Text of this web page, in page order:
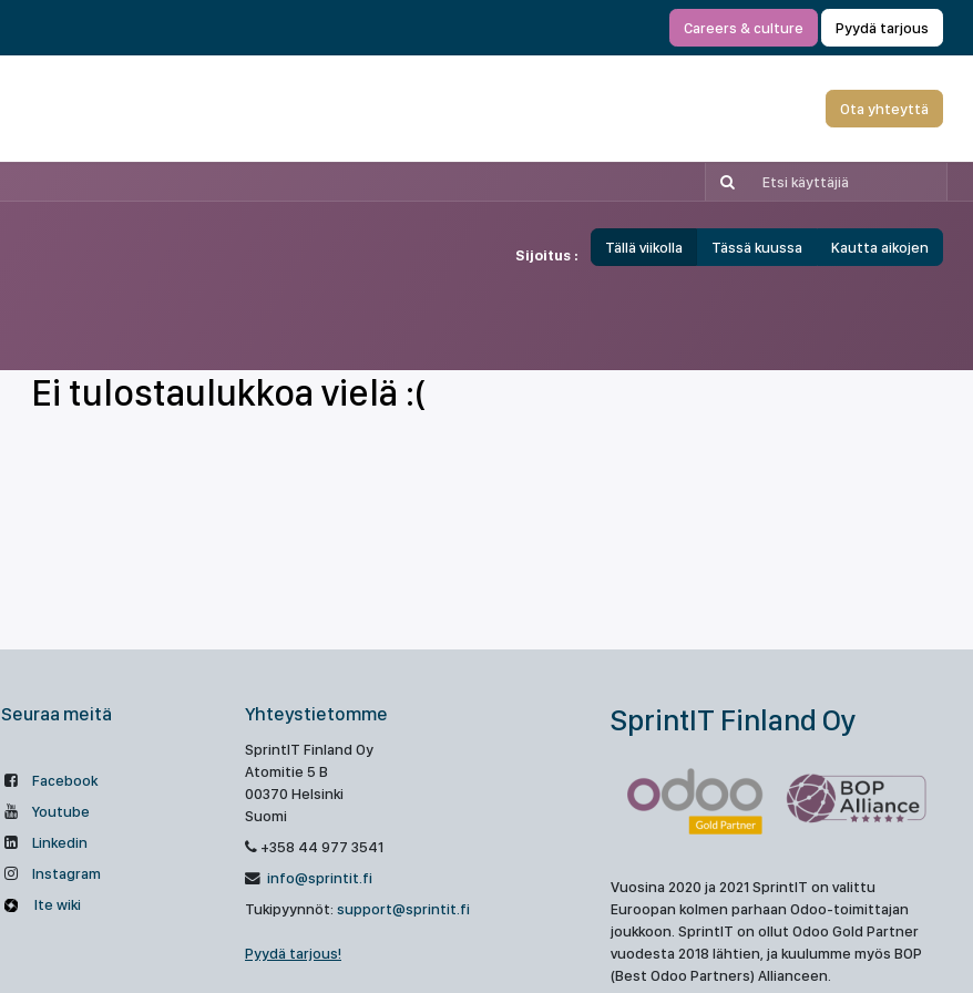
Careers & culture Pyydä tarjous
Ota yhteyttä
Sijoitus : Tällä viikolla Tässä kuussa Kautta aikojen
Ei tulostaulukkoa vielä :(
Seuraa meitä
Facebook
Youtube
Linkedin
Instagram
Ite wiki
Yhteystietomme
SprintIT Finland Oy
Atomitie 5 B
00370 Helsinki
Suomi
+358 44 977 3541
info@sprintit.fi
Tukipyynnöt: support@sprintit.fi
Pyydä tarjous!
SprintIT Finland Oy
Vuosina 2020 ja 2021 SprintIT on valittu
Euroopan kolmen parhaan Odoo-toimittajan
joukkoon. SprintIT on ollut Odoo Gold Partner
vuodesta 2018 lähtien, ja kuulumme myös BOP
(Best Odoo Partners) Allianceen.